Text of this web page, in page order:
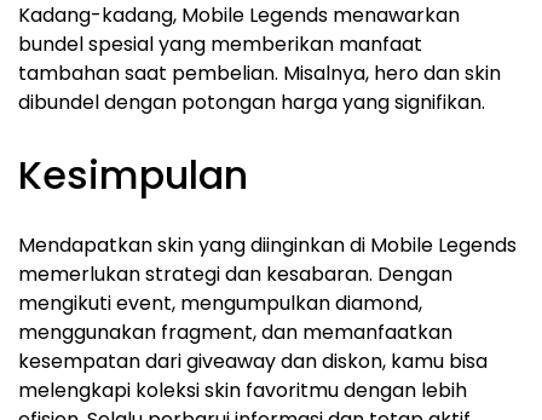
Kadang-kadang, Mobile Legends menawarkan
bundel spesial yang memberikan manfaat
tambahan saat pembelian. Misalnya, hero dan skin
dibundel dengan potongan harga yang signifikan.
Kesimpulan
Mendapatkan skin yang diinginkan di Mobile Legends
memerlukan strategi dan kesabaran. Dengan
mengikuti event, mengumpulkan diamond,
menggunakan fragment, dan memanfaatkan
kesempatan dari giveaway dan diskon, kamu bisa
melengkapi koleksi skin favoritmu dengan lebih